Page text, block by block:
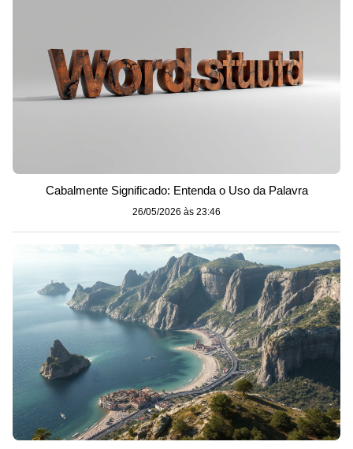
Cabalmente Significado: Entenda o Uso da Palavra
26/05/2026 às 23:46